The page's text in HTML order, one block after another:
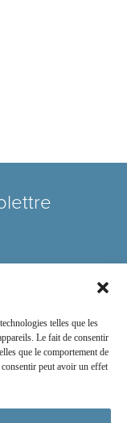
telles que les
Le fait de consentir
que le comportement de
peut avoir un effet